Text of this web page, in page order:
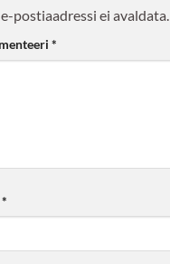
postiaadressi ei avaldata.
*
*